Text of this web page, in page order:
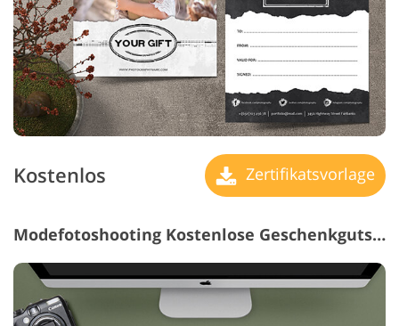
Kostenlos Zertifikatsvorlage
Modefotoshooting Kostenlose Geschenkgutscheinvorlage